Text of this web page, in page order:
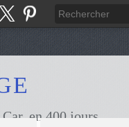
en 400 jours.